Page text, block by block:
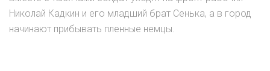
Николай Кадкин и его младший брат Сенька, а в город
начинают прибывать пленные немцы.